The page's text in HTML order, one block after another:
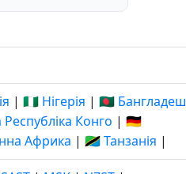
| 🇳🇬 Нігерія | 🇧🇩 Бангладеш
Конго | 🇩🇪
Африка | 🇹🇿 Танзанія |